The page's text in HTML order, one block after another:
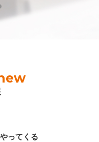
ってくる